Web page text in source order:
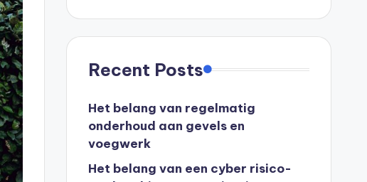
Recent Posts
Het belang van regelmatig
onderhoud aan gevels en
voegwerk
Het belang van een cyber risico-